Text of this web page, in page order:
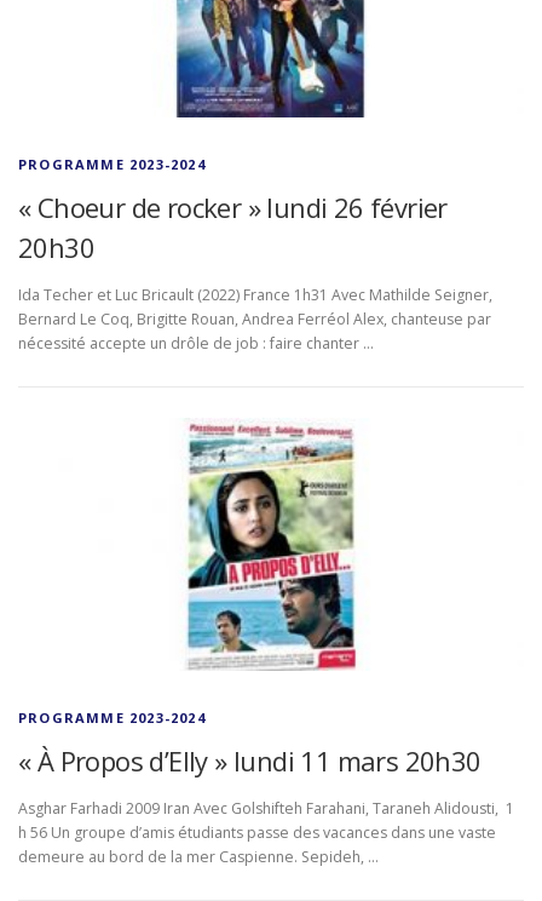
PROGRAMME 2023-2024
« Choeur de rocker » lundi 26 février
20h30
Ida Techer et Luc Bricault (2022) France 1h31 Avec Mathilde Seigner,
Bernard Le Coq, Brigitte Rouan, Andrea Ferréol Alex, chanteuse par
nécessité accepte un drôle de job : faire chanter …
PROGRAMME 2023-2024
« À Propos d’Elly » lundi 11 mars 20h30
Asghar Farhadi 2009 Iran Avec Golshifteh Farahani, Taraneh Alidousti, 1
h 56 Un groupe d’amis étudiants passe des vacances dans une vaste
demeure au bord de la mer Caspienne. Sepideh, …